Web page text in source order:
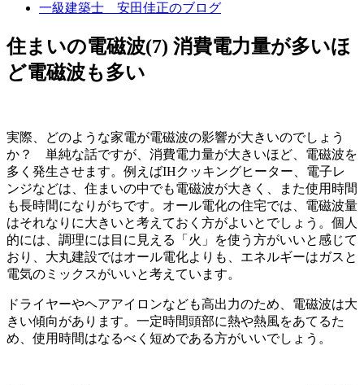
一級建築士 安田佳正のブログ
住まいの電磁波(7) 消費電力量が多いほ
ど電磁波も多い
実際、どのような家電が電磁波の影響が大きいのでしょう
か？ 単純な話ですが、消費電力量が大きいほど、電磁波を
多く発生させます。例えばIHクッキングヒーター、電子レ
ンジなどは、住まいの中でも電磁波が大きく、また使用時間
も長時間になりがちです。オール電化の住宅では、電磁波量
はそれなりに大きいと考えておく方がよいとでしょう。個人
的には、調理には目に見える「火」を使う方がいいと感じて
おり、大丸建設ではオール電化よりも、エネルギーはガスと
電気のミックスがいいと考えています。
ドライヤーやヘアアイロンなども高出力のため、電磁波は大
きい傾向があります。一定時間頭部に熱や熱風をあてるた
め、使用時間はなるべく短めである方がいいでしょう。